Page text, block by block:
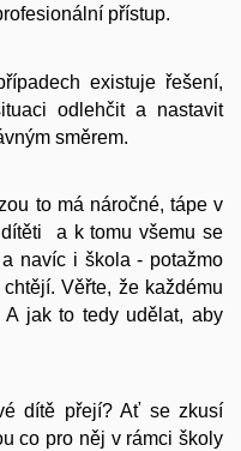
přístup.
existuje řešení,
odlehčit a nastavit
směrem.
to má náročné, tápe v
a k tomu všemu se
navíc i škola - potažmo
Věřte, že každému
A jak to tedy udělat, aby
dítě přejí? Ať se zkusí
co pro něj v rámci školy